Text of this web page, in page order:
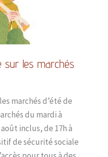
sur les marchés
marchés d’été de
du mardi à
inclus, de 17h à
de sécurité sociale